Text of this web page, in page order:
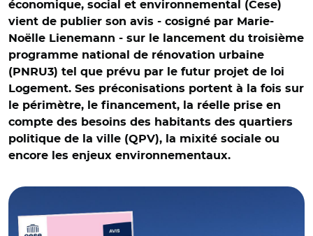
économique, social et environnemental (Cese)
vient de publier son avis - cosigné par Marie-
Noëlle Lienemann - sur le lancement du troisième
programme national de rénovation urbaine
(PNRU3) tel que prévu par le futur projet de loi
Logement. Ses préconisations portent à la fois sur
le périmètre, le financement, la réelle prise en
compte des besoins des habitants des quartiers
politique de la ville (QPV), la mixité sociale ou
encore les enjeux environnementaux.